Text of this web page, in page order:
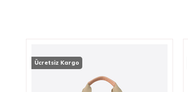
Ücretsiz Kargo